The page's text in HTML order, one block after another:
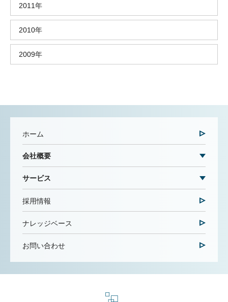
2011年
2010年
2009年
ホーム
会社概要
サービス
採用情報
ナレッジベース
お問い合わせ